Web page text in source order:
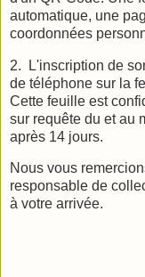
automatique, une
coordonnées
2. L'inscription de
de téléphone sur la
Cette feuille est
sur requête du et au
après 14 jours.
Nous vous
responsable de
à votre arrivée.